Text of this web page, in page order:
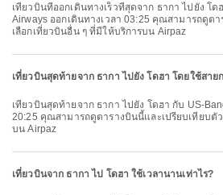
เที่ยวบินที่ออกเดินทางเร็วที่สุดจาก ธากา ไปยัง โดฮา กับ กาตาร์แอร์เวย์ / Qatar
Airways ออกเดินทางเวลา 03:25 คุณสามารถดูต
เลือกเที่ยวบินอื่น ๆ ที่มีให้บริการบน Airpaz
เที่ยวบินสุดท้ายจาก ธากา ไปยัง โดฮา โดยใช้สาย
เที่ยวบินสุดท้ายจาก ธากา ไปยัง โดฮา กับ US-Bangla Airlines ออกเดินทางเวลา
20:25 คุณสามารถดูตารางบินนี้และเปรียบเทียบตั
บน Airpaz
เที่ยวบินจาก ธากา ไป โดฮา ใช้เวลานานเท่าไร?